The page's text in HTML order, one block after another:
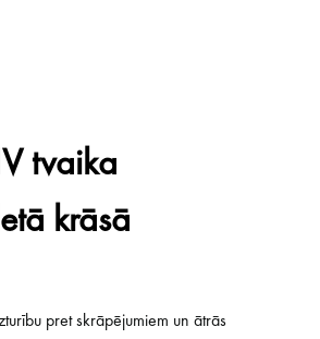
tvaika
krāsā
pret skrāpējumiem un ātrās